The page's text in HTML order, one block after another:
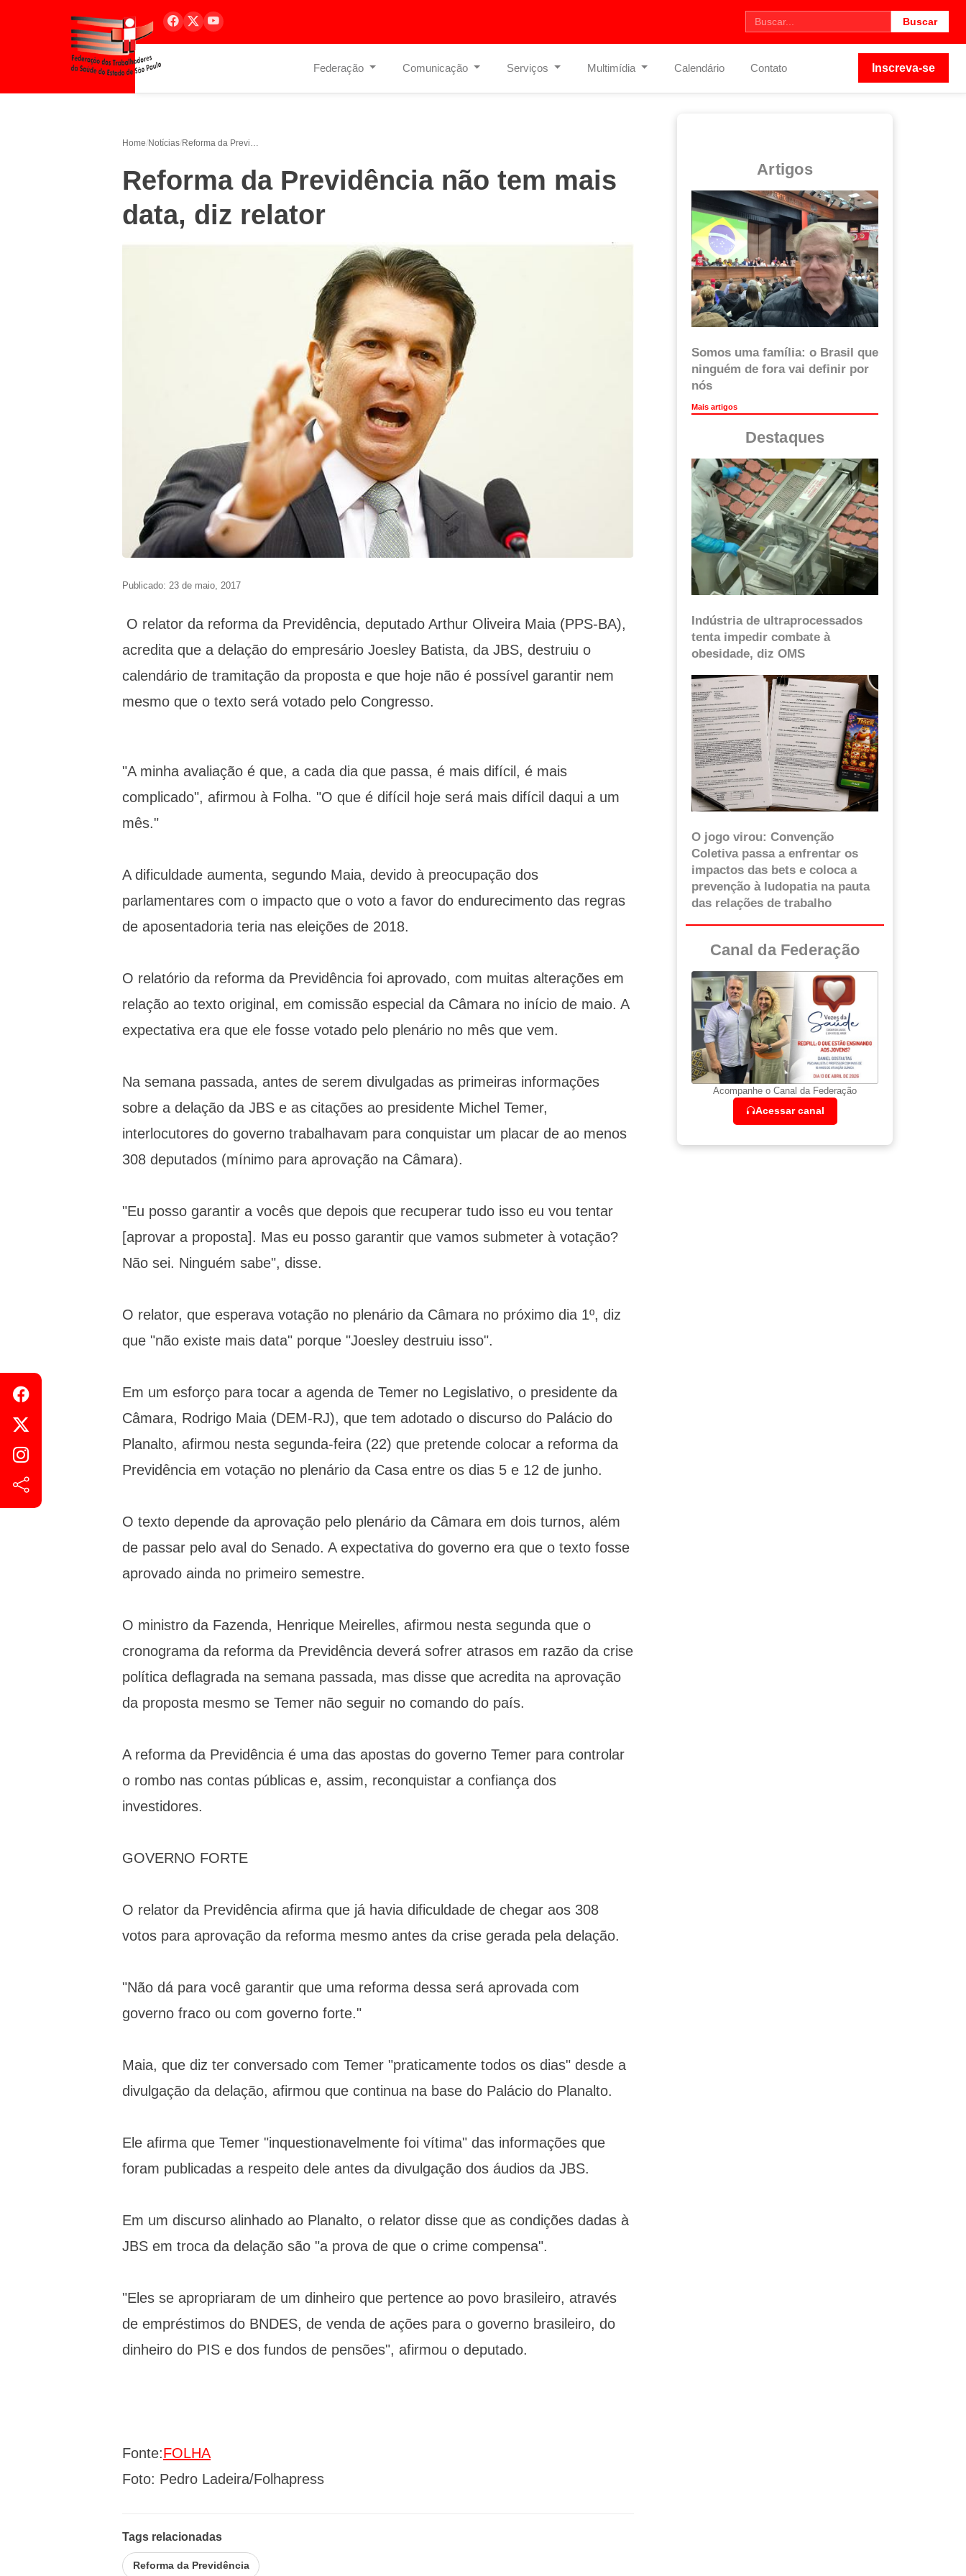
Buscar
Federação Comunicação Serviços Multimídia Calendário Contato Inscreva-se
Home/Notícias/ Reforma da Previdência não tem mais data, diz relator
Reforma da Previdência não tem mais
data, diz relator
Publicado: 23 de maio, 2017
O relator da reforma da Previdência, deputado Arthur Oliveira Maia (PPS-BA),
acredita que a delação do empresário Joesley Batista, da JBS, destruiu o
calendário de tramitação da proposta e que hoje não é possível garantir nem
mesmo que o texto será votado pelo Congresso.
"A minha avaliação é que, a cada dia que passa, é mais difícil, é mais
complicado", afirmou à Folha. "O que é difícil hoje será mais difícil daqui a um
mês."
A dificuldade aumenta, segundo Maia, devido à preocupação dos
parlamentares com o impacto que o voto a favor do endurecimento das regras
de aposentadoria teria nas eleições de 2018.
O relatório da reforma da Previdência foi aprovado, com muitas alterações em
relação ao texto original, em comissão especial da Câmara no início de maio. A
expectativa era que ele fosse votado pelo plenário no mês que vem.
Na semana passada, antes de serem divulgadas as primeiras informações
sobre a delação da JBS e as citações ao presidente Michel Temer,
interlocutores do governo trabalhavam para conquistar um placar de ao menos
308 deputados (mínimo para aprovação na Câmara).
"Eu posso garantir a vocês que depois que recuperar tudo isso eu vou tentar
[aprovar a proposta]. Mas eu posso garantir que vamos submeter à votação?
Não sei. Ninguém sabe", disse.
O relator, que esperava votação no plenário da Câmara no próximo dia 1º, diz
que "não existe mais data" porque "Joesley destruiu isso".
Em um esforço para tocar a agenda de Temer no Legislativo, o presidente da
Câmara, Rodrigo Maia (DEM-RJ), que tem adotado o discurso do Palácio do
Planalto, afirmou nesta segunda-feira (22) que pretende colocar a reforma da
Previdência em votação no plenário da Casa entre os dias 5 e 12 de junho.
O texto depende da aprovação pelo plenário da Câmara em dois turnos, além
de passar pelo aval do Senado. A expectativa do governo era que o texto fosse
aprovado ainda no primeiro semestre.
O ministro da Fazenda, Henrique Meirelles, afirmou nesta segunda que o
cronograma da reforma da Previdência deverá sofrer atrasos em razão da crise
política deflagrada na semana passada, mas disse que acredita na aprovação
da proposta mesmo se Temer não seguir no comando do país.
A reforma da Previdência é uma das apostas do governo Temer para controlar
o rombo nas contas públicas e, assim, reconquistar a confiança dos
investidores.
GOVERNO FORTE
O relator da Previdência afirma que já havia dificuldade de chegar aos 308
votos para aprovação da reforma mesmo antes da crise gerada pela delação.
"Não dá para você garantir que uma reforma dessa será aprovada com
governo fraco ou com governo forte."
Maia, que diz ter conversado com Temer "praticamente todos os dias" desde a
divulgação da delação, afirmou que continua na base do Palácio do Planalto.
Ele afirma que Temer "inquestionavelmente foi vítima" das informações que
foram publicadas a respeito dele antes da divulgação dos áudios da JBS.
Em um discurso alinhado ao Planalto, o relator disse que as condições dadas à
JBS em troca da delação são "a prova de que o crime compensa".
"Eles se apropriaram de um dinheiro que pertence ao povo brasileiro, através
de empréstimos do BNDES, de venda de ações para o governo brasileiro, do
dinheiro do PIS e dos fundos de pensões", afirmou o deputado.
Fonte:FOLHA
Foto: Pedro Ladeira/Folhapress
Tags relacionadas
Reforma da Previdência
Artigos
Somos uma família: o Brasil que
ninguém de fora vai definir por
nós
Mais artigos
Destaques
Indústria de ultraprocessados
tenta impedir combate à
obesidade, diz OMS
O jogo virou: Convenção
Coletiva passa a enfrentar os
impactos das bets e coloca a
prevenção à ludopatia na pauta
das relações de trabalho
Canal da Federação
Acompanhe o Canal da Federação
Acessar canal